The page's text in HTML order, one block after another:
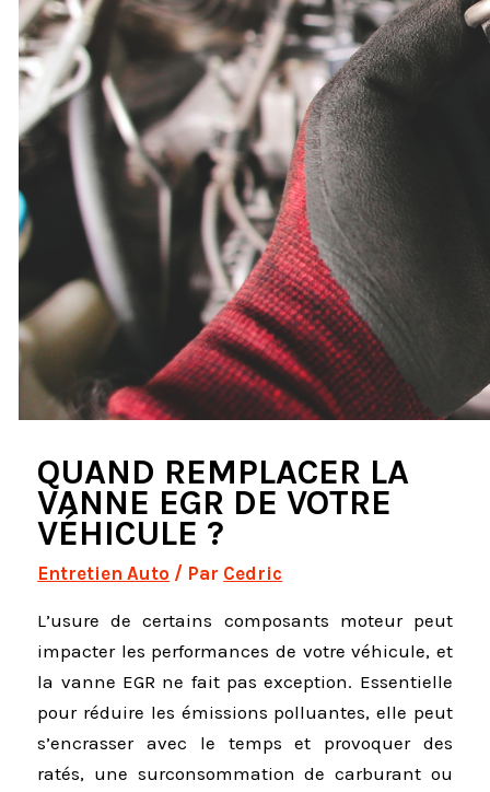
QUAND REMPLACER LA
VANNE EGR DE VOTRE
VÉHICULE ?
Entretien Auto / Par Cedric
L’usure de certains composants moteur peut
impacter les performances de votre véhicule, et
la vanne EGR ne fait pas exception. Essentielle
pour réduire les émissions polluantes, elle peut
s’encrasser avec le temps et provoquer des
ratés, une surconsommation de carburant ou